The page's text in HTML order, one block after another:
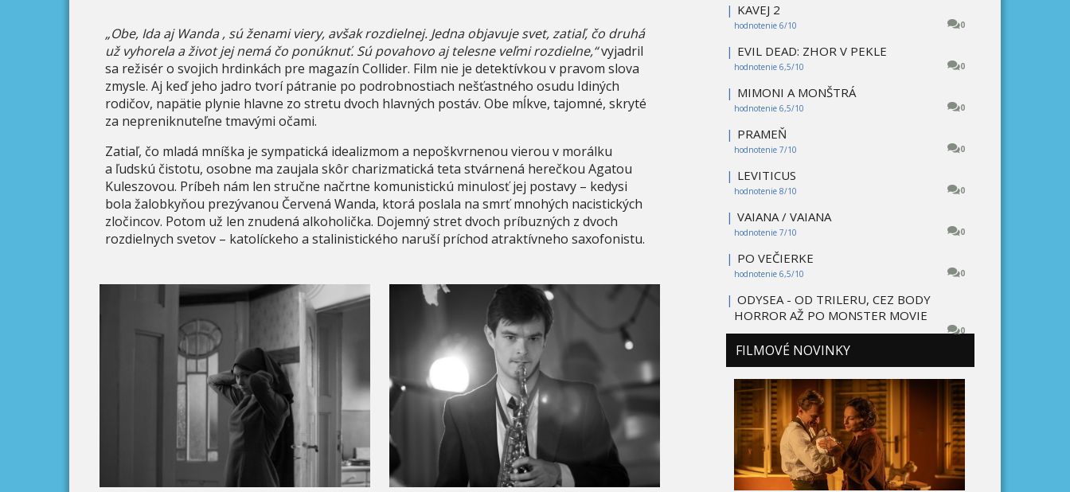
„Obe, Ida aj Wanda , sú ženami viery, avšak rozdielnej. Jedna objavuje svet, zatiaľ, čo druhá
už vyhorela a život jej nemá čo ponúknuť. Sú povahovo aj telesne veľmi rozdielne,“vyjadril
sa režisér o svojich hrdinkách pre magazín Collider. Film nie je detektívkou v pravom slova
zmysle. Aj keď jeho jadro tvorí pátranie po podrobnostiach nešťastného osudu Idiných
rodičov, napätie plynie hlavne zo stretu dvoch hlavných postáv. Obe mĺkve, tajomné, skryté
za nepreniknuteľne tmavými očami.
Zatiaľ, čo mladá mníška je sympatická idealizmom a nepoškvrnenou vierou v morálku
a ľudskú čistotu, osobne ma zaujala skôr charizmatická teta stvárnená herečkou Agatou
Kuleszovou. Príbeh nám len stručne načrtne komunistickú minulosť jej postavy – kedysi
bola žalobkyňou prezývanou Červená Wanda, ktorá poslala na smrť mnohých nacistických
zločincov. Potom už len znudená alkoholička. Dojemný stret dvoch príbuzných z dvoch
rozdielnych svetov – katolíckeho a stalinistického naruší príchod atraktívneho saxofonistu.
| KAVEJ 2
0
hodnotenie 6/10
| EVIL DEAD: ZHOR V PEKLE
0
hodnotenie 6,5/10
| MIMONI A MONŠTRÁ
0
hodnotenie 6,5/10
| PRAMEŇ
0
hodnotenie 7/10
| LEVITICUS
0
hodnotenie 8/10
| VAIANA / VAIANA
0
hodnotenie 7/10
| PO VEČIERKE
0
hodnotenie 6,5/10
| ODYSEA - OD TRILERU, CEZ BODY
HORROR AŽ PO MONSTER MOVIE
0
FILMOVÉ NOVINKY